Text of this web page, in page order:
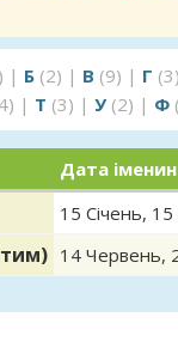
| Б (2) | В (9) | Г (3)
| Т (3) | У (2) | Ф
Дата іменин
15 Січень, 15
14 Червень,